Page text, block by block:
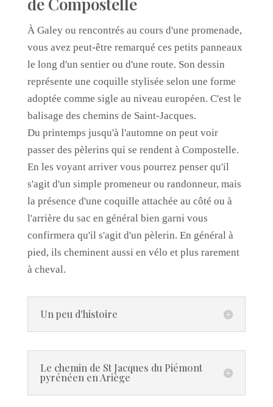
À Galey ou rencontrés au cours d'une promenade,
vous avez peut-être remarqué ces petits panneaux
le long d'un sentier ou d'une route. Son dessin
représente une coquille stylisée selon une forme
adoptée comme sigle au niveau européen. C'est le
balisage des chemins de Saint-Jacques.
Du printemps jusqu'à l'automne on peut voir
passer des pèlerins qui se rendent à Compostelle.
En les voyant arriver vous pourrez penser qu'il
s'agit d'un simple promeneur ou randonneur, mais
la présence d'une coquille attachée au côté ou à
l'arrière du sac en général bien garni vous
confirmera qu'il s'agit d'un pèlerin. En général à
pied, ils cheminent aussi en vélo et plus rarement
à cheval.
Un peu d'histoire
Le chemin de St Jacques du Piémont
pyrénéen en Ariège